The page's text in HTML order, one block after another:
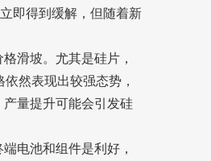
即得到缓解，但随着新
滑坡。尤其是硅片，
然表现出较强态势，
量提升可能会引发硅
电池和组件是利好，